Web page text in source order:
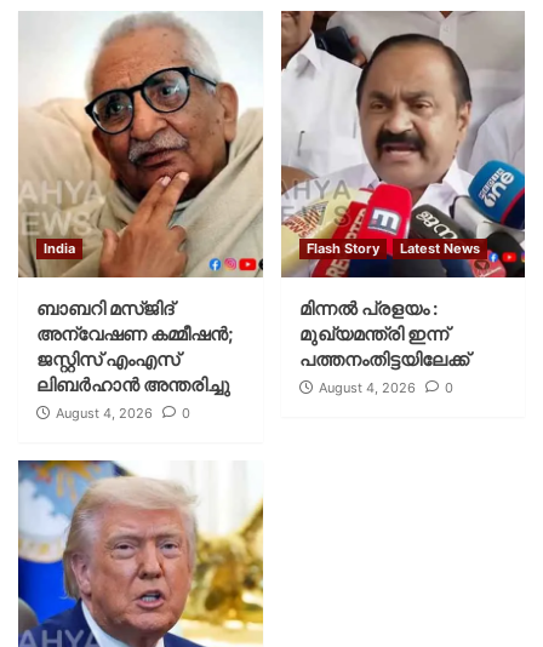
India
ബാബറി മസ്ജിദ്
അന്വേഷണ കമ്മീഷന്‍;
ജസ്റ്റിസ് എംഎസ്
ലിബര്‍ഹാന്‍ അന്തരിച്ചു
August 4, 2026 0
Flash Story Latest News
മിന്നല്‍ പ്രളയം :
മുഖ്യമന്ത്രി ഇന്ന്
പത്തനംതിട്ടയിലേക്ക്
August 4, 2026 0